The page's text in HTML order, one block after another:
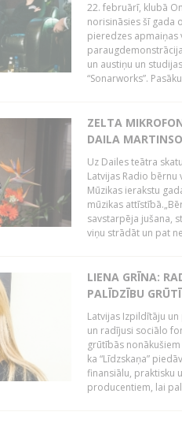
22. februārī, klubā
norisināsies šī gada
pieredzes apmaiņas
un austiņu un
“Sonarworks”.
ZELTA
DAILA
Uz Dailes teātra
Latvijas Radio
Mūzikas ierakstu
mūzikas
savstarpēja jušana,
viņu strādāt un pat
LIENA GRĪNA:
PALĪDZĪBU
Latvijas Izpildītāju
un radījusi sociālo
grūtībās
ka “Līdzskaņa”
finansiālu, praktisku
producentiem, lai